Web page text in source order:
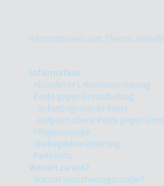
Informationen zum Thema:
Information
Ablaufende Lebensversicherung
Rente gegen Einmalbeitrag
Sofortbeginnende Rente
Aufgeschobene Rente gegen
Pflegevorsorge
Sterbegeldversicherung
Parkkonto
Warum zu uns?
Warum Versicherungsmakler?